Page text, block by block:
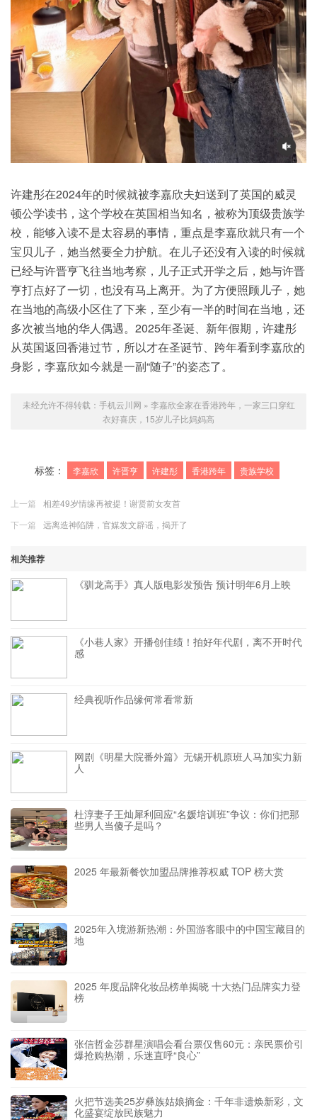
许建彤在2024年的时候就被李嘉欣夫妇送到了英国的威灵
顿公学读书，这个学校在英国相当知名，被称为顶级贵族学
校，能够入读不是太容易的事情，重点是李嘉欣就只有一个
宝贝儿子，她当然要全力护航。在儿子还没有入读的时候就
已经与许晋亨飞往当地考察，儿子正式开学之后，她与许晋
亨打点好了一切，也没有马上离开。为了方便照顾儿子，她
在当地的高级小区住了下来，至少有一半的时间在当地，还
多次被当地的华人偶遇。2025年圣诞、新年假期，许建彤
从英国返回香港过节，所以才在圣诞节、跨年看到李嘉欣的
身影，李嘉欣如今就是一副“随子”的姿态了。
未经允许不得转载： 手机云川网 » 李嘉欣全家在香港跨年，一家三口穿红
衣好喜庆，15岁儿子比妈妈高
标签： 李嘉欣 许晋亨 许建彤 香港跨年 贵族学校
上一篇
相差49岁情缘再被提！谢贤前女友首
下一篇
远离造神陷阱，官媒发文辟谣，揭开了
相关推荐
《驯龙高手》真人版电影发预告 预计明年6月上映
《小巷人家》开播创佳绩！拍好年代剧，离不开时代
感
经典视听作品缘何常看常新
网剧《明星大院番外篇》无锡开机原班人马加实力新
人
杜淳妻子王灿犀利回应“名媛培训班”争议：你们把那
些男人当傻子是吗？
2025 年最新餐饮加盟品牌推荐权威 TOP 榜大赏
2025年入境游新热潮：外国游客眼中的中国宝藏目的
地
2025 年度品牌化妆品榜单揭晓 十大热门品牌实力登
榜
张信哲金莎群星演唱会看台票仅售60元：亲民票价引
爆抢购热潮，乐迷直呼“良心”
火把节选美25岁彝族姑娘摘金：千年非遗焕新彩，文
化盛宴绽放民族魅力